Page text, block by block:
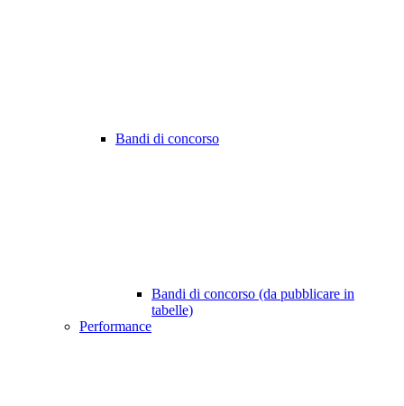
Bandi di concorso
Bandi di concorso (da pubblicare in
tabelle)
Performance